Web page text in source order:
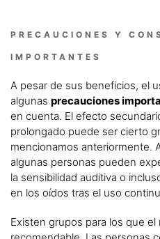
PRECAUCIONES Y
IMPORTANTES
A pesar de sus beneficios, el
algunas precauciones
en cuenta. El efecto
prolongado puede ser cierto
mencionamos anteriormente.
algunas personas pueden
la sensibilidad auditiva o
en los oídos tras el uso
Existen grupos para los que